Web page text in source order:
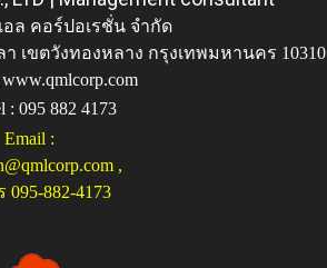
ล คอร์ปอเรชั่น จำกัด
เขตวังทองหลาง กรุงเทพมหานคร 10310
www.qmlcorp.com
: 095 882 4173
Email :
,
095-882-4173